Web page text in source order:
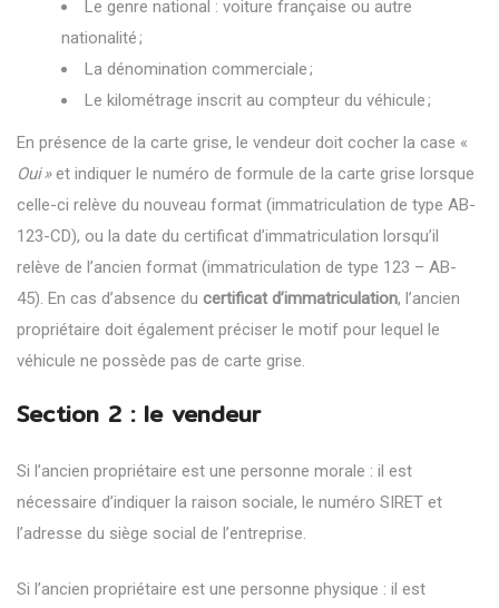
Le genre national : voiture française ou autre
nationalité ;
La dénomination commerciale ;
Le kilométrage inscrit au compteur du véhicule ;
En présence de la carte grise, le vendeur doit cocher la case «
Oui »et indiquer le numéro de formule de la carte grise lorsque
celle-ci relève du nouveau format (immatriculation de type AB-
123-CD), ou la date du certificat d’immatriculation lorsqu’il
relève de l’ancien format (immatriculation de type 123 – AB-
45). En cas d’absence du certificat d’immatriculation, l’ancien
propriétaire doit également préciser le motif pour lequel le
véhicule ne possède pas de carte grise.
Section 2 : le vendeur
Si l’ancien propriétaire est une personne morale : il est
nécessaire d’indiquer la raison sociale, le numéro SIRET et
l’adresse du siège social de l’entreprise.
Si l’ancien propriétaire est une personne physique : il est